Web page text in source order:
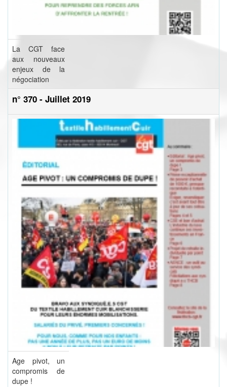
La CGT face
aux nouveaux
enjeux de la
négociation
n° 370 - Juillet 2019
Age pivot, un
compromis de
dupe !